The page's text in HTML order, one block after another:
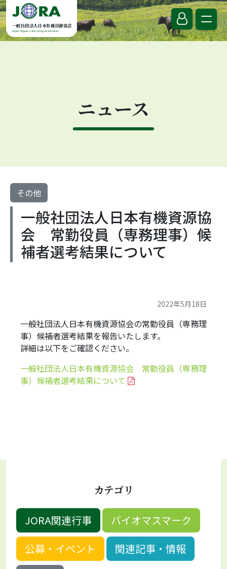
Skip to content
一般社団法人日本有機資源協会
Japan Organics Recycling Association
ニュース
その他
一般社団法人日本有機資源協
会 常勤役員（専務理事）候
補者選考結果について
2022年5月18日
一般社団法人日本有機資源協会の常勤役員（専務理
事）候補者選考結果を報告いたします。
詳細は以下をご確認ください。
一般社団法人日本有機資源協会 常勤役員（専務理
事）候補者選考結果について
カテゴリ
JORA関連行事
バイオマスマーク
公募・イベント
関連記事・情報